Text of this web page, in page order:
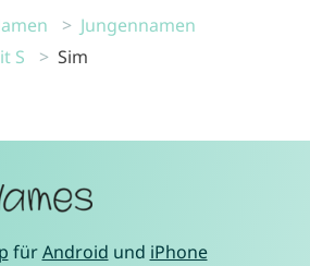
Jungennamen
S
Sim
fürAndroid und iPhone